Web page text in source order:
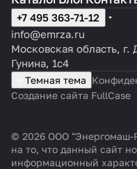
+7 495 363-71-12
info@emrza.ru
Московская область,
Гунина, 1с4
Темная тема
Создание сайта FullCase
© 2026 ООО
на то, что данный сайт
информационный